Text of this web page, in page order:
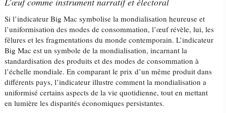
Si l’indicateur Big Mac symbolise la mondialisation heureuse et
l’uniformisation des modes de consommation, l’œuf révèle, lui, les
fêlures et les fragmentations du monde contemporain. L’indicateur
Big Mac est un symbole de la mondialisation, incarnant la
standardisation des produits et des modes de consommation à
l’échelle mondiale. En comparant le prix d’un même produit dans
différents pays, l’indicateur illustre comment la mondialisation a
uniformisé certains aspects de la vie quotidienne, tout en mettant
en lumière les disparités économiques persistantes.